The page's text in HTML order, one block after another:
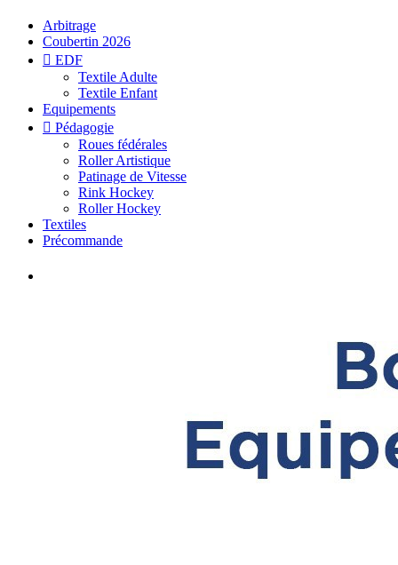
Arbitrage
Coubertin 2026
 EDF
Textile Adulte
Textile Enfant
Equipements
 Pédagogie
Roues fédérales
Roller Artistique
Patinage de Vitesse
Rink Hockey
Roller Hockey
Textiles
Précommande